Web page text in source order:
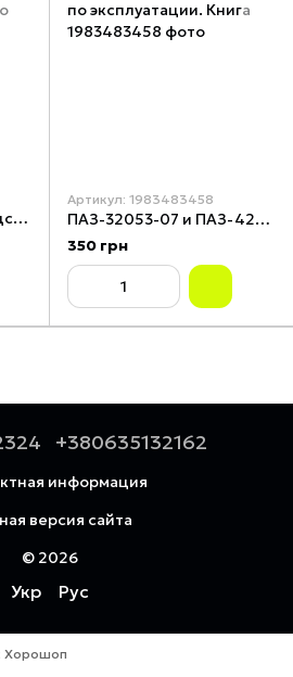
ПАЗ 32053-07. Руководство по ремонту. Книга
Артикул: 1983483458
ПАЗ-32053-07 и ПАЗ-4234. Руководство по эксплуатации. Книга
350 грн
+380635132162
информация
версия сайта
© 2026
Укр Рус
Хорошоп